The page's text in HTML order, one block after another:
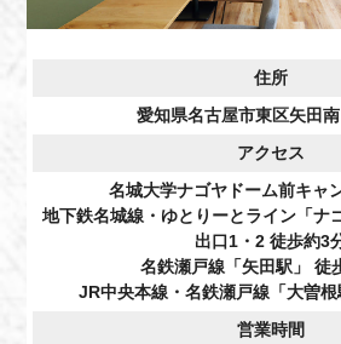
住所
愛知県名古屋市東区矢田
アクセス
名城大学ナゴヤドーム前キャ
地下鉄名城線・ゆとりーとライン「ナ
出口1・2 徒歩約3
名鉄瀬戸線「矢田駅」 徒
JR中央本線・名鉄瀬戸線「大曽
営業時間